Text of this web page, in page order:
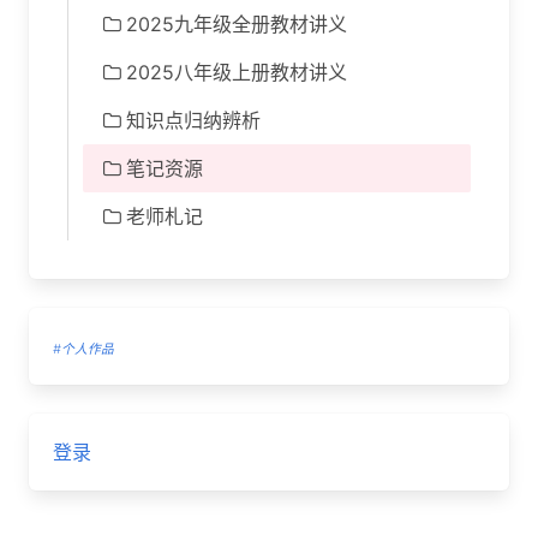
2025九年级全册教材讲义
2025八年级上册教材讲义
知识点归纳辨析
笔记资源
老师札记
#个人作品
登录